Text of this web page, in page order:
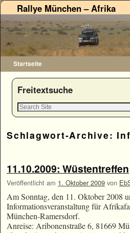
Rallye München – Afrika
Startseite
Zum Inhalt wechseln
Zum sekundären Inhalt wechseln
Freitextsuche
Schlagwort-Archive:
11.10.2009: Wüstentreffen
Veröffentlicht am 1. Oktober 2009 von
Am Sonntag, den 11. Oktober 2008
Informationsveranstaltung für
München-Ramersdorf.
Anreise: Aribonenstraße 6, 81669